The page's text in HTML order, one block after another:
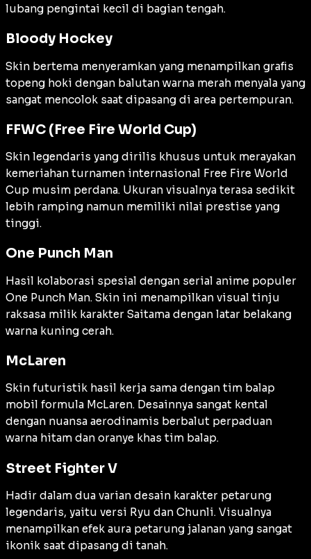
lubang pengintai kecil di bagian tengah.
Bloody Hockey
Skin bertema menyeramkan yang menampilkan grafis
topeng hoki dengan balutan warna merah menyala yang
sangat mencolok saat dipasang di area pertempuran.
FFWC (Free Fire World Cup)
Skin legendaris yang dirilis khusus untuk merayakan
kemeriahan turnamen internasional Free Fire World
Cup musim perdana. Ukuran visualnya terasa sedikit
lebih ramping namun memiliki nilai prestise yang
tinggi.
One Punch Man
Hasil kolaborasi spesial dengan serial anime populer
One Punch Man. Skin ini menampilkan visual tinju
raksasa milik karakter Saitama dengan latar belakang
warna kuning cerah.
McLaren
Skin futuristik hasil kerja sama dengan tim balap
mobil formula McLaren. Desainnya sangat kental
dengan nuansa aerodinamis berbalut perpaduan
warna hitam dan oranye khas tim balap.
Street Fighter V
Hadir dalam dua varian desain karakter petarung
legendaris, yaitu versi Ryu dan Chunli. Visualnya
menampilkan efek aura petarung jalanan yang sangat
ikonik saat dipasang di tanah.